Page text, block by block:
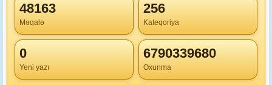
48163
Məqalə
256
Kateqoriya
0
Yeni yazı
6790339680
Oxunma